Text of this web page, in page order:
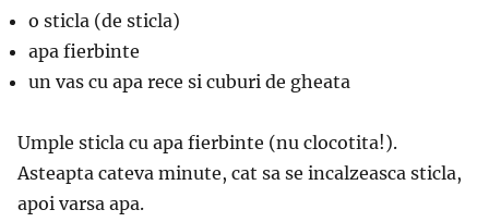
o sticla (de sticla)
apa fierbinte
un vas cu apa rece si cuburi de gheata
Umple sticla cu apa fierbinte (nu clocotita!).
Asteapta cateva minute, cat sa se incalzeasca sticla,
apoi varsa apa.